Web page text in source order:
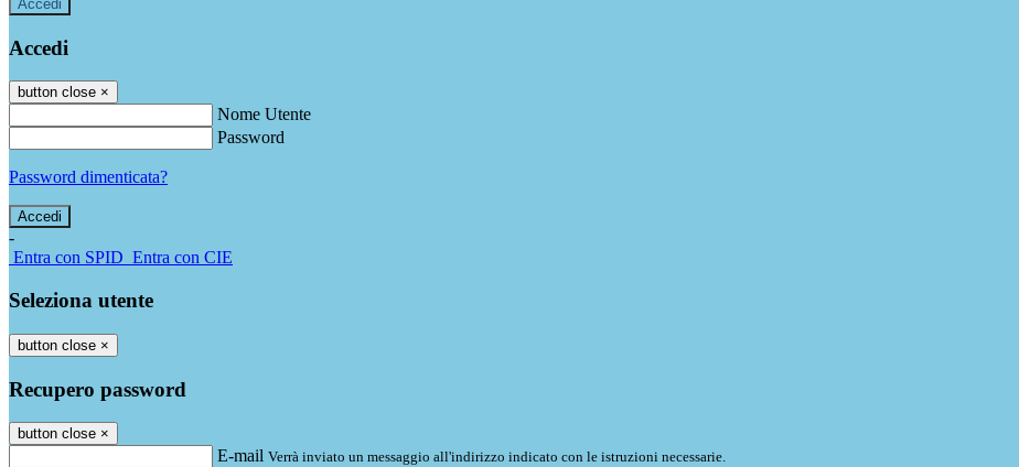
Accedi
Accedi
button close ×
Nome Utente
Password
Password dimenticata?
-
Entra con SPID Entra con CIE
Seleziona utente
button close ×
Recupero password
button close ×
E-mail Verrà inviato un messaggio all'indirizzo indicato con le istruzioni necessarie.